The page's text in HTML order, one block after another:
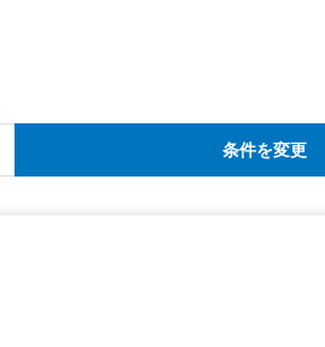
条件を変更